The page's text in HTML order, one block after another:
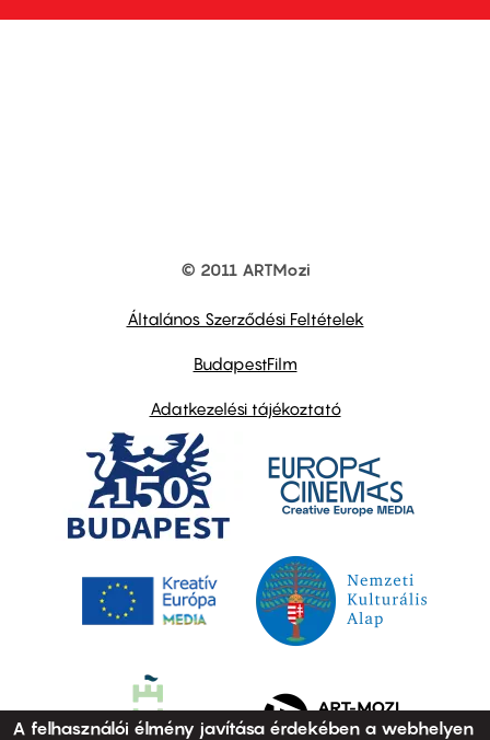
© 2011 ARTMozi
Általános Szerződési Feltételek
BudapestFilm
Adatkezelési tájékoztató
A felhasználói élmény javítása érdekében a webhelyen